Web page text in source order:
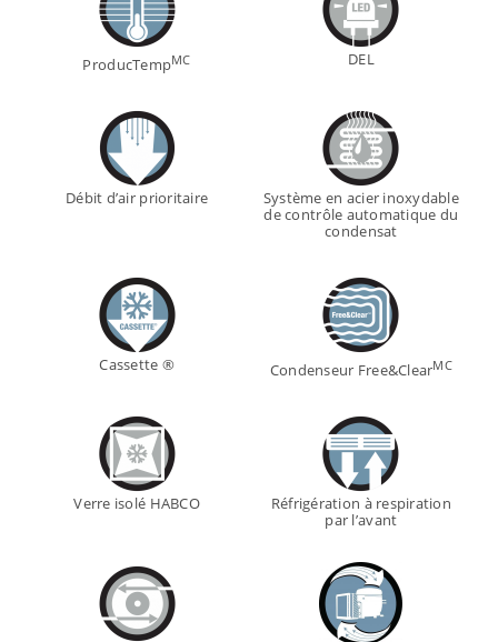
ProducTempMC DEL
Débit d’air prioritaire
Système en acier inoxydable
de contrôle automatique du
condensat
Cassette ® Condenseur Free&ClearMC
Verre isolé HABCO
Réfrigération à respiration
par l’avant